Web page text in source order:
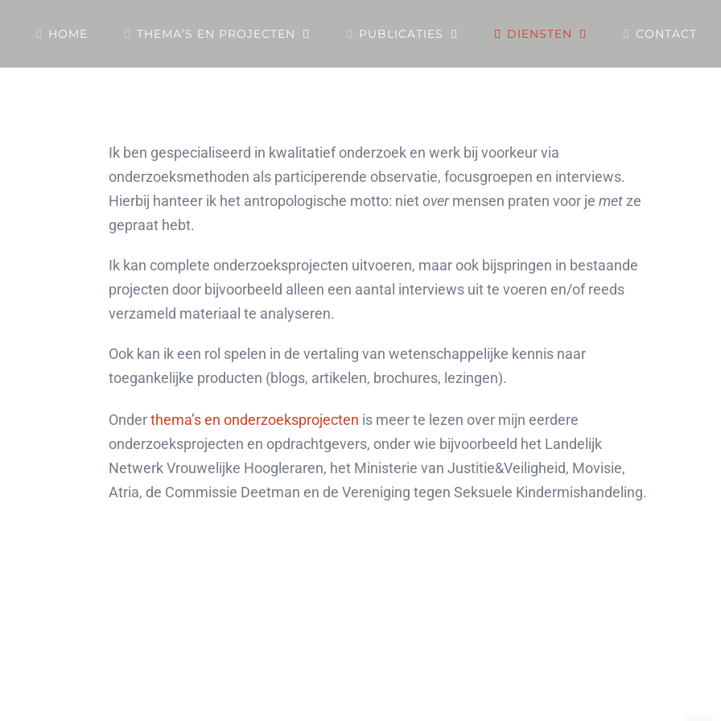
HOME THEMA’S EN PROJECTEN PUBLICATIES DIENSTEN CONTACT
Ik ben gespecialiseerd in kwalitatief onderzoek en werk bij voorkeur via
onderzoeksmethoden als participerende observatie, focusgroepen en interviews.
Hierbij hanteer ik het antropologische motto: nietovermensen praten voor jemet ze
gepraat hebt.
Ik kan complete onderzoeksprojecten uitvoeren, maar ook bijspringen in bestaande
projecten door bijvoorbeeld alleen een aantal interviews uit te voeren en/of reeds
verzameld materiaal te analyseren.
Ook kan ik een rol spelen in de vertaling van wetenschappelijke kennis naar
toegankelijke producten (blogs, artikelen, brochures, lezingen).
Onderthema’s en onderzoeksprojecten is meer te lezen over mijn eerdere
onderzoeksprojecten en opdrachtgevers, onder wie bijvoorbeeld het Landelijk
Netwerk Vrouwelijke Hoogleraren, het Ministerie van Justitie&Veiligheid, Movisie,
Atria, de Commissie Deetman en de Vereniging tegen Seksuele Kindermishandeling.